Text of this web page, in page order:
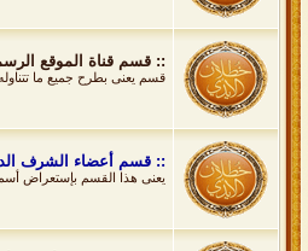
:: قسم قناة الموقع
قسم يعنى بطرح جميع ما تتناوله
:: قسم أعضاء الشرف
يعنى هذا القسم بإستعراض